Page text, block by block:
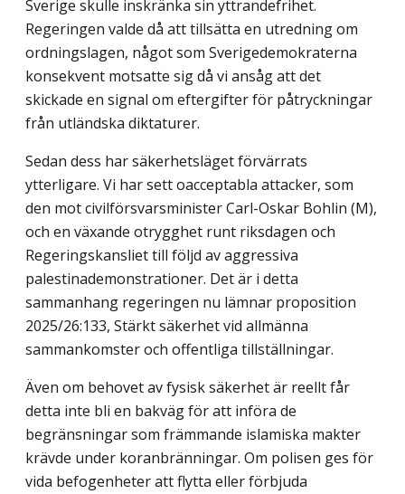
Sverige skulle inskränka sin yttrandefrihet.
Regeringen valde då att tillsätta en utredning om
ordningslagen, något som Sverigedemokraterna
konsekvent motsatte sig då vi ansåg att det
skickade en signal om eftergifter för påtryckningar
från utländska diktaturer.
Sedan dess har säkerhetsläget förvärrats
ytterligare. Vi har sett oacceptabla attacker, som
den mot civilförsvarsminister Carl-Oskar Bohlin (M),
och en växande otrygghet runt riksdagen och
Regeringskansliet till följd av aggressiva
palestinademonstrationer. Det är i detta
sammanhang regeringen nu lämnar proposition
2025/26:133, Stärkt säkerhet vid allmänna
sammankomster och offentliga tillställningar.
Även om behovet av fysisk säkerhet är reellt får
detta inte bli en bakväg för att införa de
begränsningar som främmande islamiska makter
krävde under koranbränningar. Om polisen ges för
vida befogenheter att flytta eller förbjuda